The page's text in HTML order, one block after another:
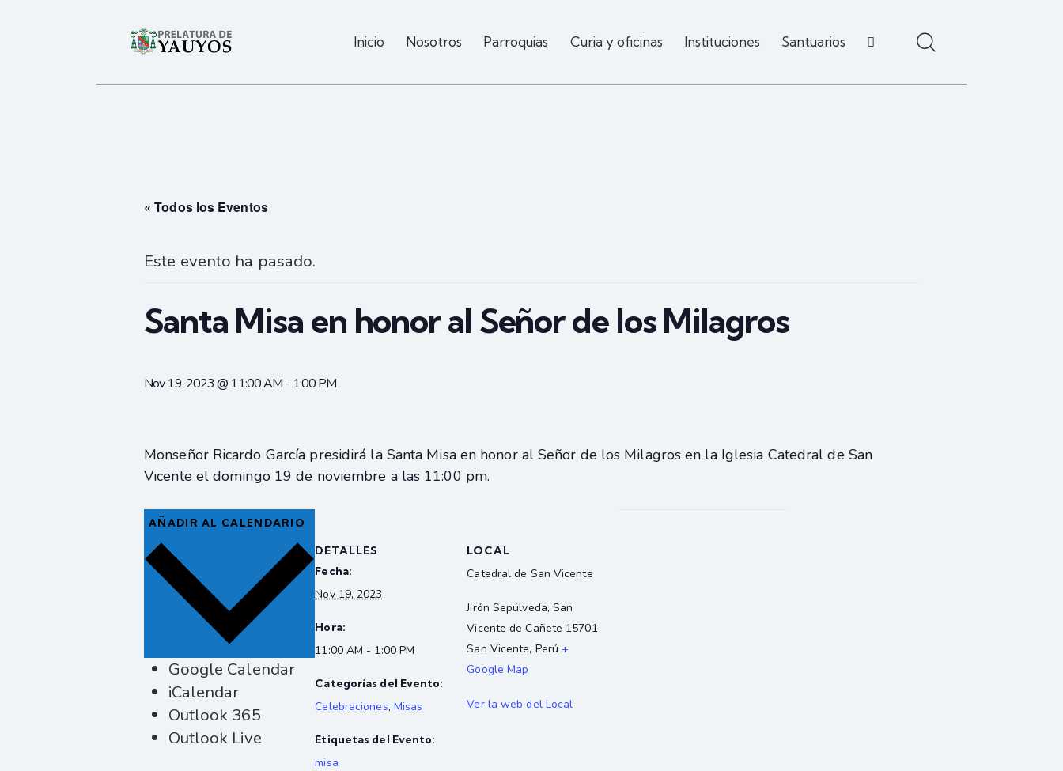
Inicio Nosotros Parroquias Curia y oficinas Instituciones Santuarios
« Todos los Eventos
Este evento ha pasado.
Santa Misa en honor al Señor de los Milagros
Nov 19, 2023 @ 11:00 AM- 1:00 PM
Monseñor Ricardo García presidirá la Santa Misa en honor al Señor de los Milagros en la Iglesia Catedral de San
Vicente el domingo 19 de noviembre a las 11:00 pm.
AÑADIR AL CALENDARIO
Google Calendar
iCalendar
Outlook 365
Outlook Live
DETALLES
Fecha:
Nov 19, 2023
Hora:
11:00 AM - 1:00 PM
Categorías del Evento:
Celebraciones, Misas
Etiquetas del Evento:
misa
LOCAL
Catedral de San Vicente
Jirón Sepúlveda, San
Vicente de Cañete 15701
San Vicente, Perú +
Google Map
Ver la web del Local